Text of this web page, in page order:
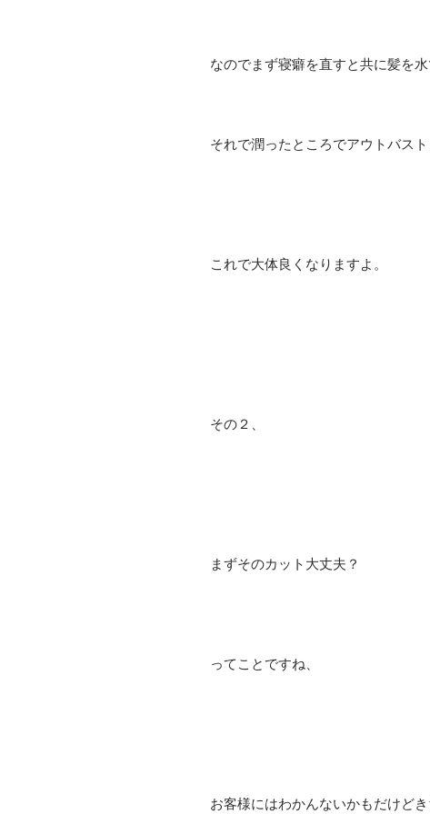
なのでまず寝癖を直すと共に髪を水
それで潤ったところでアウトバス
これで大体良くなりますよ。
その２、
まずそのカット大丈夫？
ってことですね、
お客様にはわかんないかもだけど